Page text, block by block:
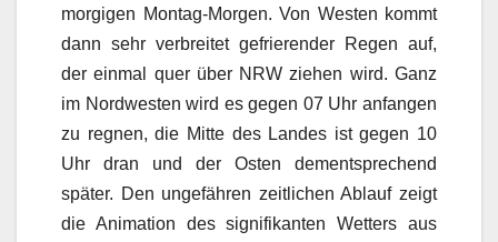
morgigen Montag-Morgen. Von Westen kommt
dann sehr verbreitet gefrierender Regen auf,
der einmal quer über NRW ziehen wird. Ganz
im Nordwesten wird es gegen 07 Uhr anfangen
zu regnen, die Mitte des Landes ist gegen 10
Uhr dran und der Osten dementsprechend
später. Den ungefähren zeitlichen Ablauf zeigt
die Animation des signifikanten Wetters aus